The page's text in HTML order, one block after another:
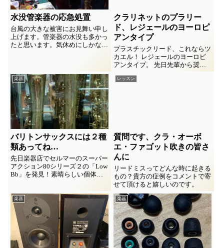
水没管楽器の応急処置
台風の大きな被害にお見舞い申し
上げます。管楽器の水没も多かっ
たと思います。気休めにしかなら
クラリネットのプラリー
ド、レジェールのヨーロピ
アンタイプ
プラスチックリード、これならツ
カエル！ レジェールのヨーロピ
アンタイプ。 先日先輩から奨め
られて気になってた。 ヤフオク
にて貯まったTポイントで即ゲッ
楽器
バリトンサックスには２種
類あってね…
先日楽器店でセルマーのスーパー
アクション80シリーズ２の「Low
Bb」を発見！素晴らしい個体で
する財力ないんで、よい所に嫁い
でくれるのを祈るばかり。モヤモ
ヤとバリトンの歴史をブツブツし
ましたとさ。
レッスン
質問です、クラ・オーボ
エ・ファゴット吹きの皆さ
んに
リードミスってどんな時に起きる
もの？貴方の症例をコメントで寄
せて頂けると嬉しいのです。
楽器 楽器